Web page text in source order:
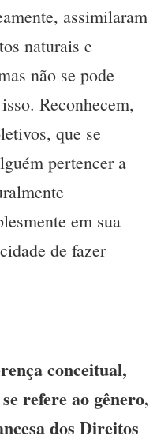
assimilaram
naturais e
não se pode
Reconhecem,
que se
pertencer a
em sua
de fazer
conceitual,
refere ao gênero,
dos Direitos